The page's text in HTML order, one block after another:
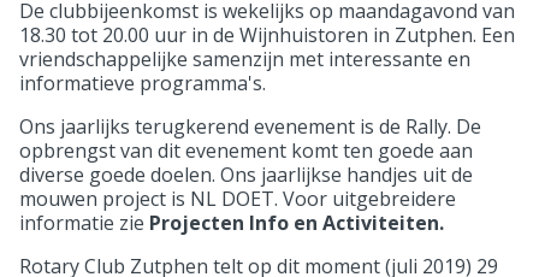
De clubbijeenkomst is wekelijks op maandagavond van
18.30 tot 20.00 uur in de Wijnhuistoren in Zutphen. Een
vriendschappelijke samenzijn met interessante en
informatieve programma's.
Ons jaarlijks terugkerend evenement is de Rally. De
opbrengst van dit evenement komt ten goede aan
diverse goede doelen. Ons jaarlijkse handjes uit de
mouwen project is NL DOET. Voor uitgebreidere
informatie zie Projecten Info en Activiteiten.
Rotary Club Zutphen telt op dit moment (juli 2019) 29